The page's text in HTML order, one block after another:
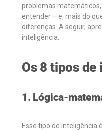
problemas
entender – e, mais do
diferenças. A seguir,
inteligência:
Os 8 tipos
1. Lógica-
Esse tipo de inteligência